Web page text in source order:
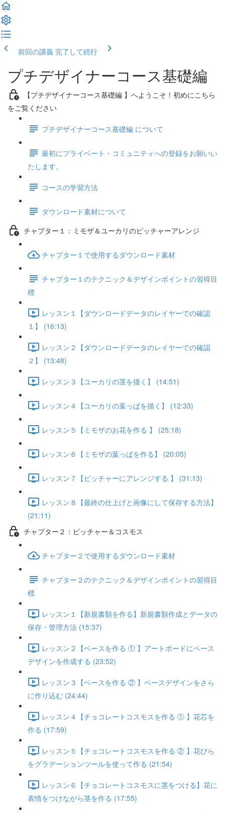
前回の講義 完了して続行
プチデザイナーコース基礎編
【プチデザイナーコース基礎編 】へようこそ！初めにこちら
をご覧ください
プチデザイナーコース基礎編 について
最初にプライベート・コミュニティへの登録をお願いい
たします。
コースの学習方法
ダウンロード素材について
チャプター１：ミモザ＆ユーカリのピッチャーアレンジ
チャプター１で使用するダウンロード素材
チャプター１のテクニック＆デザインポイントの習得目
標
レッスン１【ダウンロードデータのレイヤーでの確認
１】 (16:13)
レッスン２【ダウンロードデータのレイヤーでの確認
２】 (13:48)
レッスン３【ユーカリの茎を描く】 (14:51)
レッスン４【ユーカリの葉っぱを描く】 (12:33)
レッスン５【ミモザのお花を作る 】 (25:18)
レッスン６【ミモザの葉っぱを作る】 (20:05)
レッスン７【ピッチャーにアレンジする 】 (31:13)
レッスン８【最終の仕上げと画像にして保存する方法】
(21:11)
チャプター２：ピッチャー＆コスモス
チャプター２で使用するダウンロード素材
チャプター２のテクニック＆デザインポイントの習得目
標
レッスン１【新規書類を作る】新規書類作成とデータの
保存・管理方法 (15:37)
レッスン２【ベースを作る ① 】アートボードにベース
デザインを作成する (23:52)
レッスン３【ベースを作る ② 】ベースデザインをさら
に作り込む (24:44)
レッスン４【チョコレートコスモスを作る ① 】花芯を
作る (17:59)
レッスン５【チョコレートコスモスを作る ② 】花びら
をグラデーションツールを使って作る (21:54)
レッスン６【チョコレートコスモスに茎をつける】花に
表情をつけながら茎を作る (17:55)